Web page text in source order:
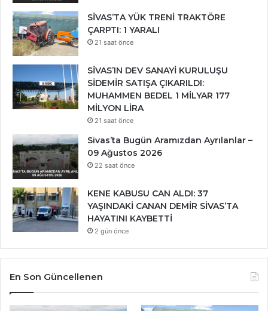
SİVAS’TA YÜK TRENİ TRAKTÖRE
ÇARPTI: 1 YARALI
21 saat önce
SİVAS’IN DEV SANAYİ KURULUŞU
SİDEMİR SATIŞA ÇIKARILDI:
MUHAMMEN BEDEL 1 MİLYAR 177
MİLYON LİRA
21 saat önce
Sivas’ta Bugün Aramızdan Ayrılanlar –
09 Ağustos 2026
22 saat önce
KENE KABUSU CAN ALDI: 37
YAŞINDAKİ CANAN DEMİR SİVAS’TA
HAYATINI KAYBETTİ
2 gün önce
En Son Güncellenen